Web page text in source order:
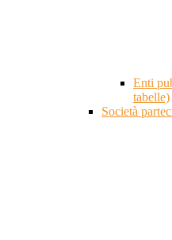
Enti
tabelle)
Società